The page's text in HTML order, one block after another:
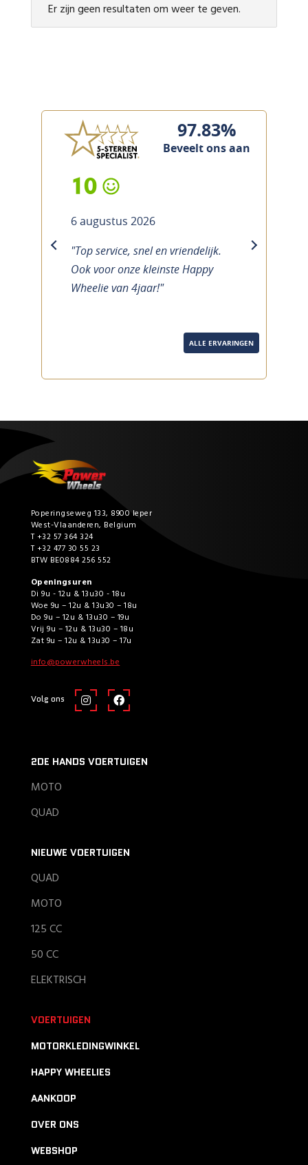
Er zijn geen resultaten om weer te geven.
97.83%
Beveelt ons aan
10
6 augustus 2026
"Top service, snel en vriendelijk.
Ook voor onze kleinste Happy
Wheelie van 4jaar!"
previous next
ALLE ERVARINGEN
Poperingseweg 133, 8900 Ieper
West-Vlaanderen, Belgium
T +32 57 364 324
T +32 477 30 55 23
BTW BE0884 256 552
Openingsuren
Di 9u - 12u & 13u30 - 18u
Woe 9u – 12u & 13u30 – 18u
Do 9u – 12u & 13u30 – 19u
Vrij 9u – 12u & 13u30 – 18u
Zat 9u – 12u & 13u30 – 17u
info@powerwheels.be
Volg ons
2DE HANDS VOERTUIGEN
MOTO
QUAD
NIEUWE VOERTUIGEN
QUAD
MOTO
125 CC
50 CC
ELEKTRISCH
VOERTUIGEN
MOTORKLEDINGWINKEL
HAPPY WHEELIES
AANKOOP
OVER ONS
WEBSHOP